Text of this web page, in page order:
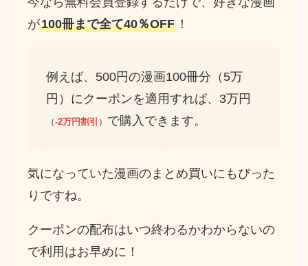
が100冊まで全て40％OFF ！
例えば、500円の漫画100冊分（5万
円）にクーポンを適用すれば、3万円
（-2万円割引 ） で購入できます。
気になっていた漫画のまとめ買いにもぴった
りですね。
クーポンの配布はいつ終わるかわからないの
で利用はお早めに！